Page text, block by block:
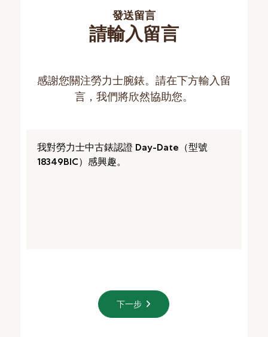
發送留言
請輸入留言
感謝您關注勞力士腕錶。請在下方輸入留
言，我們將欣然協助您。
下一步